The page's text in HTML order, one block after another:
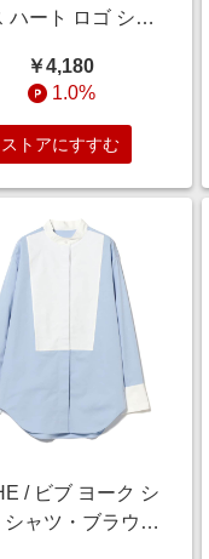
ハート ロゴ ショ
吸水速乾・毛玉軽
Tシャツ・カット
ー MEN GREY L
￥4,180
1.0%
ストアにすすむ
/ ビブ ヨーク シ
シャツ・ブラウス